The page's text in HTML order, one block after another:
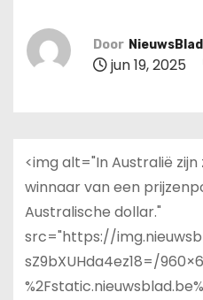
Door NieuwsBlad
jun 19, 2025
<img alt="In Australië
winnaar van een
Australische dollar."
src="https://
sZ9bXUHda4ez18=/